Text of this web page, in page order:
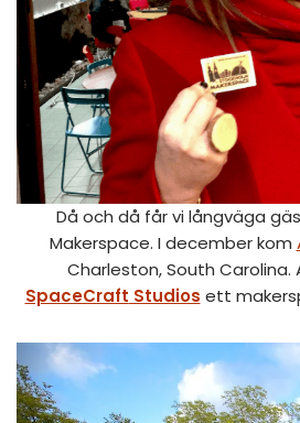
Då och då får vi långväga
Makerspace. I december kom
Charleston, South Carolina.
SpaceCraft Studios ett